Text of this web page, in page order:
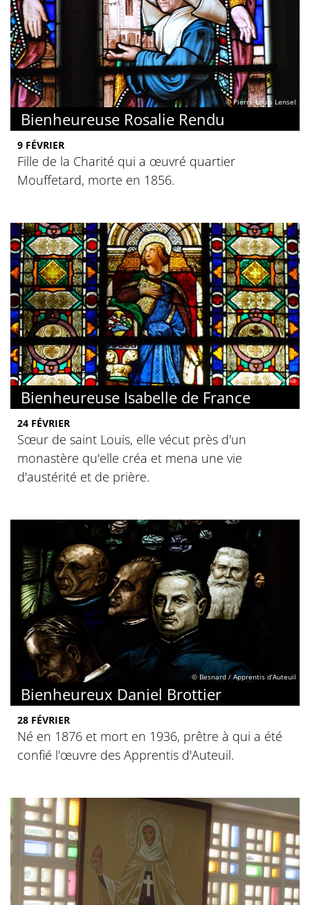
© Pierre-Louis Lensel
Bienheureuse Rosalie Rendu
9 FÉVRIER
Fille de la Charité qui a œuvré quartier
Mouffetard, morte en 1856.
© Mbzt / Wikimedia
Bienheureuse Isabelle de France
24 FÉVRIER
Sœur de saint Louis, elle vécut près d'un
monastère qu'elle créa et mena une vie
d'austérité et de prière.
© Besnard / Apprentis d’Auteuil
Bienheureux Daniel Brottier
28 FÉVRIER
Né en 1876 et mort en 1936, prêtre à qui a été
confié l'œuvre des Apprentis d'Auteuil.